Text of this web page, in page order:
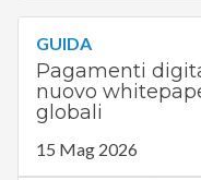
GUIDA
Pagamenti
nuovo
globali
15 Mag 2026